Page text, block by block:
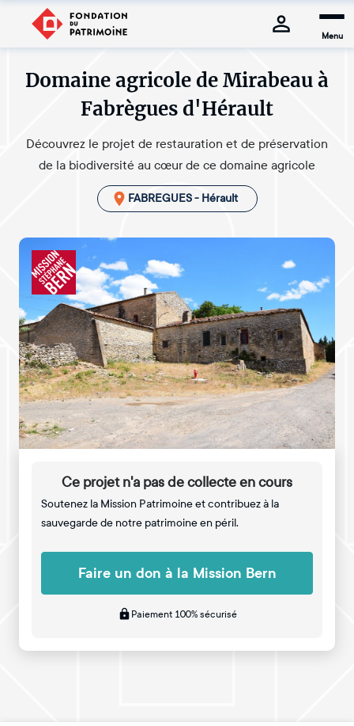
Menu
Domaine agricole de Mirabeau à
Fabrègues d'Hérault
Découvrez le projet de restauration et de préservation
de la biodiversité au cœur de ce domaine agricole
FABREGUES - Hérault
Ce projet n'a pas de collecte en cours
Soutenez la Mission Patrimoine et contribuez à la
sauvegarde de notre patrimoine en péril.
Faire un don à la Mission Bern
Paiement 100% sécurisé